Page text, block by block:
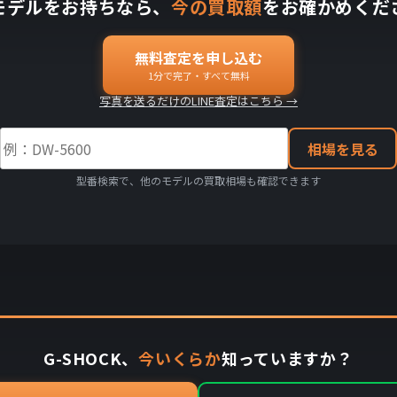
デルをお持ちなら、今の買取額をお確かめくだ
無料査定を申し込む
1分で完了・すべて無料
写真を送るだけのLINE査定はこちら →
相場を見る
型番検索で、他のモデルの買取相場も確認できます
G-SHOCK、今いくらか知っていますか？